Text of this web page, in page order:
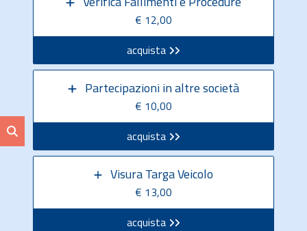
€ 12,00
acquista
Partecipazioni in altre società
€ 10,00
acquista
Visura Targa Veicolo
€ 13,00
acquista